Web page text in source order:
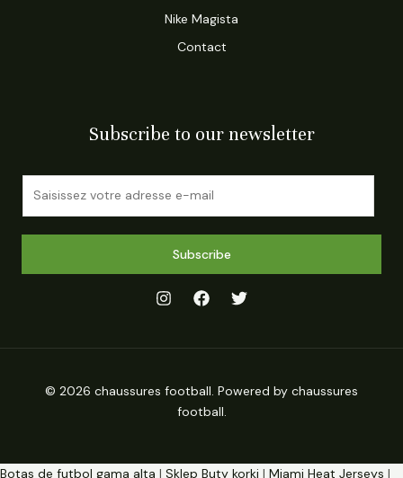
Nike Magista
Contact
Subscribe to our newsletter
Subscribe
© 2026 chaussures football. Powered by chaussures
football.
Botas de futbol gama alta | Sklep Buty korki | Miami Heat Jerseys |